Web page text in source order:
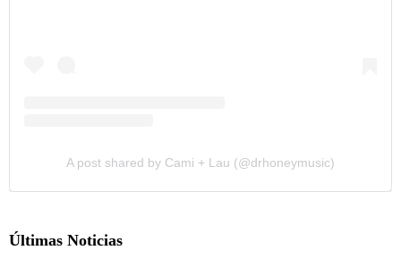
A post shared by Cami + Lau (@drhoneymusic)
Últimas Noticias